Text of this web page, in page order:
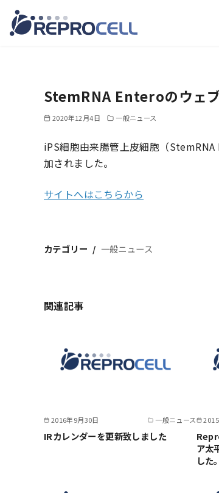
StemRNA Enteroのウェ
2020年12月4日 一般ニュース
iPS細胞由来腸管上皮細胞（
加されました。
サイトへはこちらから
カテゴリー 一般ニュース
関連記事
2016年9月30日 一般ニュース
IRカレンダーを更新致しました
ア太
した。